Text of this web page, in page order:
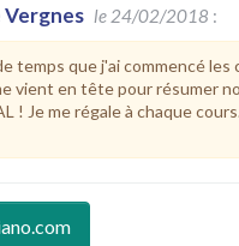
Anecdotes
le 24/02/2018 :
temps que j'ai commencé les
vient en tête pour résumer
! Je me régale à chaque